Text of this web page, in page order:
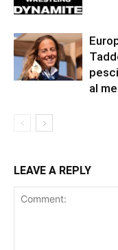
al
LEAVE A REPLY